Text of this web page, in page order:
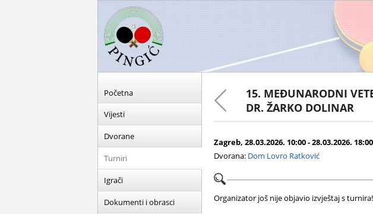
Početna
Vijesti
Dvorane
Turniri
Igrači
Dokumenti i obrasci
15. MEĐUNARODNI
DR. ŽARKO DOLINAR
Zagreb, 28.03.2026. 10:00 - 28.03.2026. 18:00
Dvorana: Dom Lovro Ratković
Organizator još nije objavio izvještaj s turnira!